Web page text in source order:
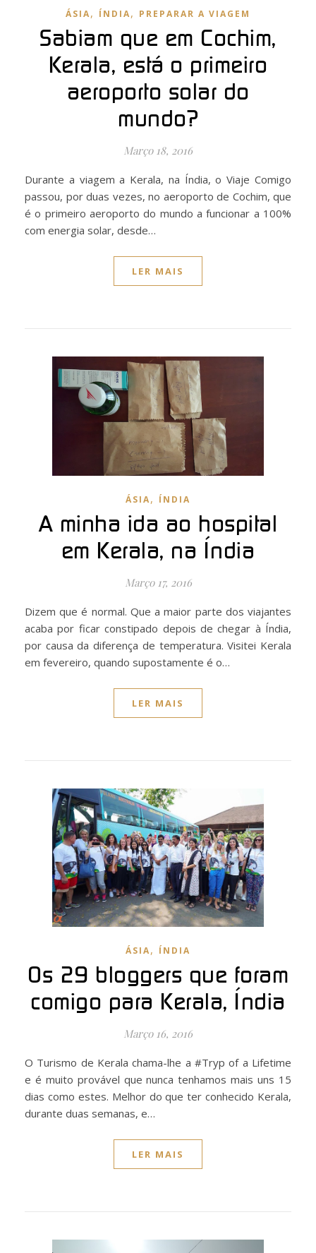
ÁSIA, ÍNDIA, PREPARAR A VIAGEM
Sabiam que em Cochim,
Kerala, está o primeiro
aeroporto solar do
mundo?
Março 18, 2016
Durante a viagem a Kerala, na Índia, o Viaje Comigo
passou, por duas vezes, no aeroporto de Cochim, que
é o primeiro aeroporto do mundo a funcionar a 100%
com energia solar, desde…
LER MAIS
ÁSIA, ÍNDIA
A minha ida ao hospital
em Kerala, na Índia
Março 17, 2016
Dizem que é normal. Que a maior parte dos viajantes
acaba por ficar constipado depois de chegar à Índia,
por causa da diferença de temperatura. Visitei Kerala
em fevereiro, quando supostamente é o…
LER MAIS
ÁSIA, ÍNDIA
Os 29 bloggers que foram
comigo para Kerala, Índia
Março 16, 2016
O Turismo de Kerala chama-lhe a #Tryp of a Lifetime
e é muito provável que nunca tenhamos mais uns 15
dias como estes. Melhor do que ter conhecido Kerala,
durante duas semanas, e…
LER MAIS